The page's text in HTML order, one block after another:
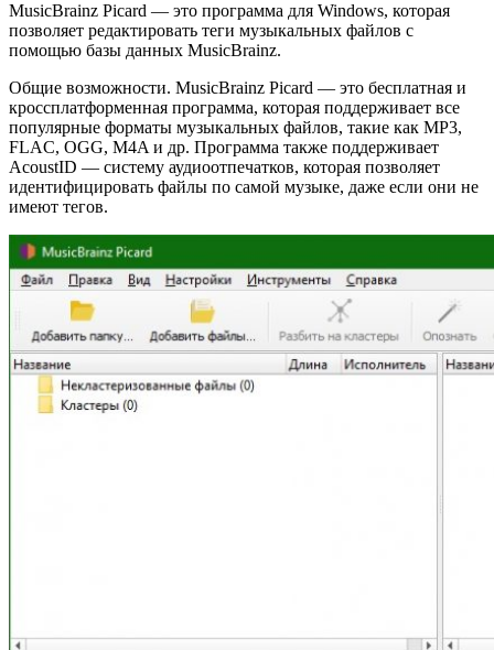
MusicBrainz Picard — это программа для Windows, которая
позволяет редактировать теги музыкальных файлов с
помощью базы данных MusicBrainz.
Общие возможности. MusicBrainz Picard — это бесплатная и
кроссплатформенная программа, которая поддерживает все
популярные форматы музыкальных файлов, такие как MP3,
FLAC, OGG, M4A и др. Программа также поддерживает
AcoustID — систему аудиоотпечатков, которая позволяет
идентифицировать файлы по самой музыке, даже если они не
имеют тегов.